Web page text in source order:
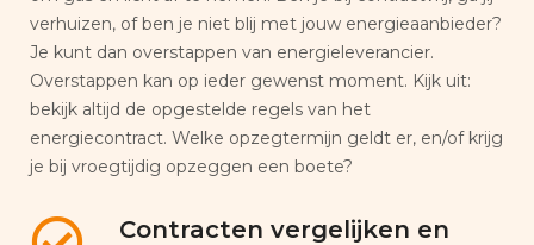
verhuizen, of ben je niet blij met jouw energieaanbieder?
Je kunt dan overstappen van energieleverancier.
Overstappen kan op ieder gewenst moment. Kijk uit:
bekijk altijd de opgestelde regels van het
energiecontract. Welke opzegtermijn geldt er, en/of krijg
je bij vroegtijdig opzeggen een boete?
Contracten vergelijken en